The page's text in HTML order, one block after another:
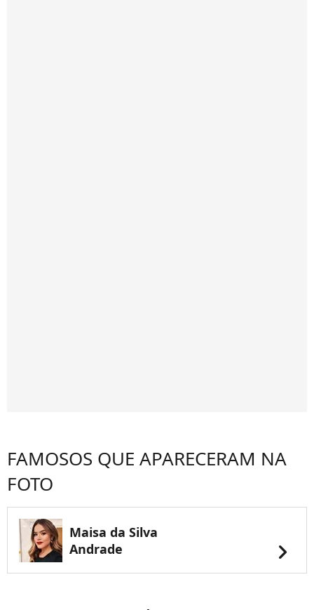
FAMOSOS QUE APARECERAM NA
FOTO
Maisa da Silva
Andrade
chevron_right